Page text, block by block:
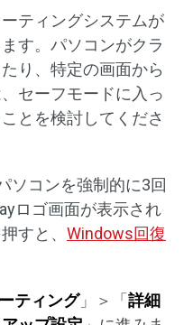
ティングシステムが
す。パソコンがクラ
り、特定の画面から
セーフモードに入っ
とを検討してくださ
ソコンを強制的に3回
ロゴ画面が表示され
すと、 Windows回復
ティング」＞「 詳細